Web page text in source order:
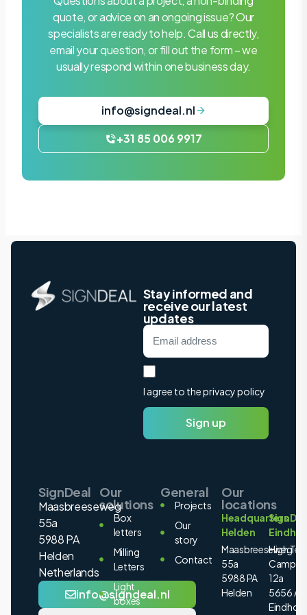
quote, or advice on an ongoing issue? Our
specialists are ready to help. Call us directly,
email your question, or fill out the form – we
usually respond within one business day.
info@signdeal.nl
+31 85 006 9917
Stay informed and
receive our latest
updates
I agree to the privacy policy
Sign up
SignDeal
Maasbreeseweg
55a
5988 PA
Helden
Netherlands
info@signdeal.nl
Our
solutions
Box
letters
Milling
Letters
Light
boxes
General
Projects
Our
story
Contact
Our
locations
Headquarters
Helden
Maasbreeseweg
55a
5988 PA
Helden
High
Campus
12a
5656 AE